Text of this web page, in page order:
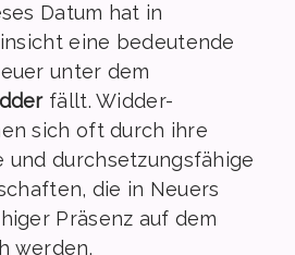
Datum hat in
eine bedeutende
unter dem
fällt. Widder-
sich oft durch ihre
und durchsetzungsfähige
die in Neuers
Präsenz auf dem
werden.